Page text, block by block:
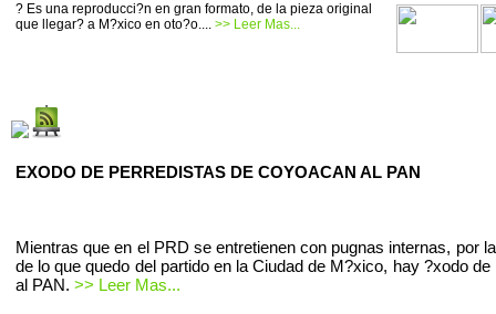
? Es una reproducci?n en gran formato, de la pieza original
que llegar? a M?xico en oto?o.... >> Leer Mas...
EXODO DE PERREDISTAS DE COYOACAN AL PAN
Mientras que en el PRD se entretienen con pugnas internas, por
de lo que quedo del partido en la Ciudad de M?xico, hay ?xodo de
al PAN. >> Leer Mas...